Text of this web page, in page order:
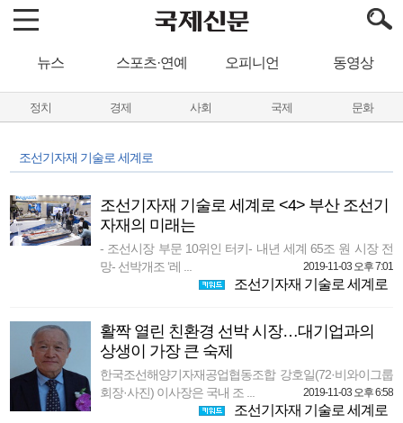
뉴스 스포츠·연예 오피니언 동영상
정치 경제 사회 국제 문화
조선기자재 기술로 세계로
조선기자재 기술로 세계로 <4> 부산 조선기
자재의 미래는
- 조선시장 부문 10위인 터키- 내년 세계 65조 원 시장 전
망- 선박개조 ‘레 ...
2019-11-03 오후 7:01
조선기자재 기술로 세계로
활짝 열린 친환경 선박 시장…대기업과의
상생이 가장 큰 숙제
한국조선해양기자재공업협동조합 강호일(72·비와이그룹
회장·사진) 이사장은 국내 조 ...
2019-11-03 오후 6:58
조선기자재 기술로 세계로